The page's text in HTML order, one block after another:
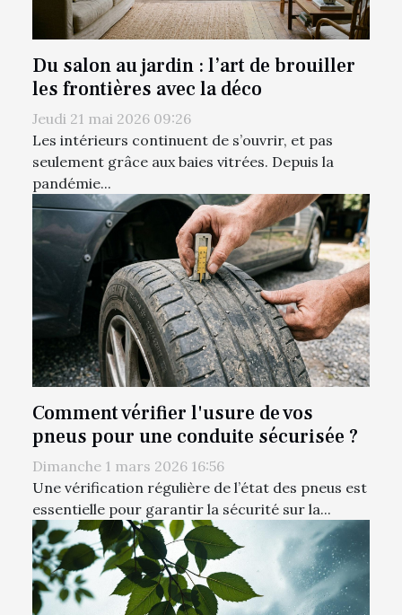
Du salon au jardin : l’art de brouiller
les frontières avec la déco
Jeudi 21 mai 2026 09:26
Les intérieurs continuent de s’ouvrir, et pas
seulement grâce aux baies vitrées. Depuis la
pandémie...
Comment vérifier l'usure de vos
pneus pour une conduite sécurisée ?
Dimanche 1 mars 2026 16:56
Une vérification régulière de l’état des pneus est
essentielle pour garantir la sécurité sur la...